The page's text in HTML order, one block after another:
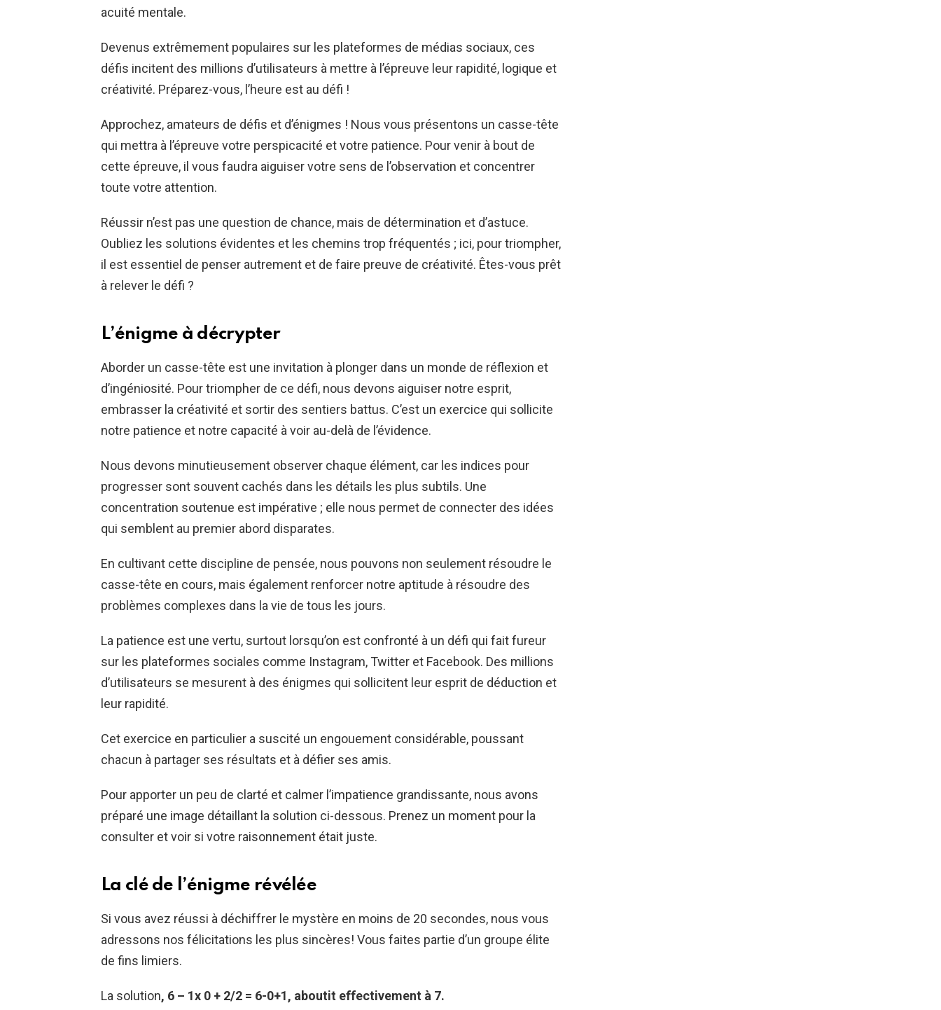
acuité mentale.
Devenus extrêmement populaires sur les plateformes de médias sociaux, ces
défis incitent des millions d’utilisateurs à mettre à l’épreuve leur rapidité, logique et
créativité. Préparez-vous, l’heure est au défi !
Approchez, amateurs de défis et d’énigmes ! Nous vous présentons un casse-tête
qui mettra à l’épreuve votre perspicacité et votre patience. Pour venir à bout de
cette épreuve, il vous faudra aiguiser votre sens de l’observation et concentrer
toute votre attention.
Réussir n’est pas une question de chance, mais de détermination et d’astuce.
Oubliez les solutions évidentes et les chemins trop fréquentés ; ici, pour triompher,
il est essentiel de penser autrement et de faire preuve de créativité. Êtes-vous prêt
à relever le défi ?
L’énigme à décrypter
Aborder un casse-tête est une invitation à plonger dans un monde de réflexion et
d’ingéniosité. Pour triompher de ce défi, nous devons aiguiser notre esprit,
embrasser la créativité et sortir des sentiers battus. C’est un exercice qui sollicite
notre patience et notre capacité à voir au-delà de l’évidence.
Nous devons minutieusement observer chaque élément, car les indices pour
progresser sont souvent cachés dans les détails les plus subtils. Une
concentration soutenue est impérative ; elle nous permet de connecter des idées
qui semblent au premier abord disparates.
En cultivant cette discipline de pensée, nous pouvons non seulement résoudre le
casse-tête en cours, mais également renforcer notre aptitude à résoudre des
problèmes complexes dans la vie de tous les jours.
La patience est une vertu, surtout lorsqu’on est confronté à un défi qui fait fureur
sur les plateformes sociales comme Instagram, Twitter et Facebook. Des millions
d’utilisateurs se mesurent à des énigmes qui sollicitent leur esprit de déduction et
leur rapidité.
Cet exercice en particulier a suscité un engouement considérable, poussant
chacun à partager ses résultats et à défier ses amis.
Pour apporter un peu de clarté et calmer l’impatience grandissante, nous avons
préparé une image détaillant la solution ci-dessous. Prenez un moment pour la
consulter et voir si votre raisonnement était juste.
La clé de l’énigme révélée
Si vous avez réussi à déchiffrer le mystère en moins de 20 secondes, nous vous
adressons nos félicitations les plus sincères! Vous faites partie d’un groupe élite
de fins limiers.
La solution, 6 – 1x 0 + 2/2 = 6-0+1, aboutit effectivement à 7.